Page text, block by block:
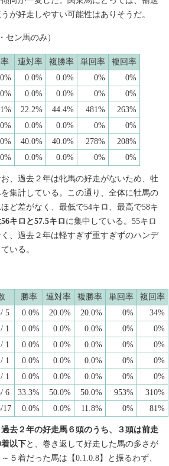
が好走しやすい可能性はありそうだ。
ン馬のみ）
連対率 複勝率 単回率
複回率
0.0% 0.0% 0%
0%
0.0% 0.0% 0%
0%
22.2% 44.4% 481%
263%
0.0% 0.0% 0%
0%
40.0% 40.0% 278%
208%
0.0% 0.0% 0% 0%
、過去２年は牝馬の好走がないため、牡
集計している。この通り、全体に牡馬の
ど差がなく、最低で54キロ、最高で58キ
キロと57.5キロに集中している。55キロ
、過去２年は軽すぎず重すぎずのハンデ
いる。
勝率 連対率 複勝率 単回率
複回率
5 0.0% 20.0% 20.0% 0%
34%
1 0.0% 0.0% 0.0% 0%
0%
1 0.0% 0.0% 0.0% 0%
0%
1 0.0% 0.0% 0.0% 0%
0%
1 0.0% 0.0% 0.0% 0%
0%
6 33.3% 50.0% 50.0% 953%
310%
17 0.0% 0.0% 11.8% 0% 81%
過去２年の好走馬６頭のうち、３頭は前走
以下と、巻き返して好走した馬の多さが
５着だった馬は【0.1.0.8】と振るわず、